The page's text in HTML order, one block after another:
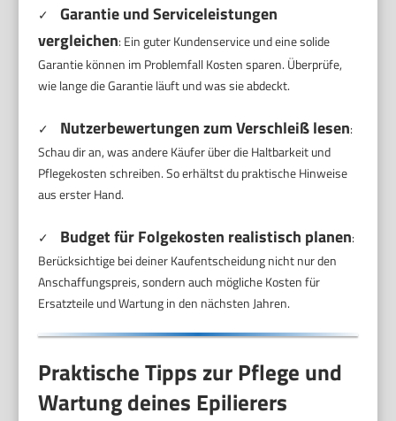
✓
Garantie und Serviceleistungen
vergleichen: Ein guter Kundenservice und eine solide
Garantie können im Problemfall Kosten sparen. Überprüfe,
wie lange die Garantie läuft und was sie abdeckt.
✓ Nutzerbewertungen zum Verschleiß lesen:
Schau dir an, was andere Käufer über die Haltbarkeit und
Pflegekosten schreiben. So erhältst du praktische Hinweise
aus erster Hand.
✓ Budget für Folgekosten realistisch planen:
Berücksichtige bei deiner Kaufentscheidung nicht nur den
Anschaffungspreis, sondern auch mögliche Kosten für
Ersatzteile und Wartung in den nächsten Jahren.
Praktische Tipps zur Pflege und
Wartung deines Epilierers